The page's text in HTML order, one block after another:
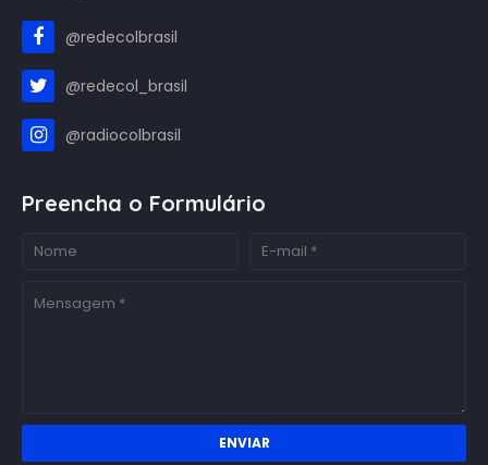
@redecolbrasil
@redecol_brasil
@radiocolbrasil
Preencha o Formulário